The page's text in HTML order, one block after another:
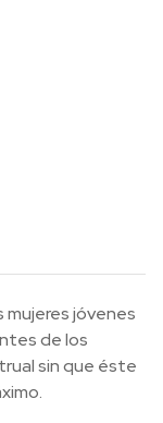
jóvenes
de los
sin que éste